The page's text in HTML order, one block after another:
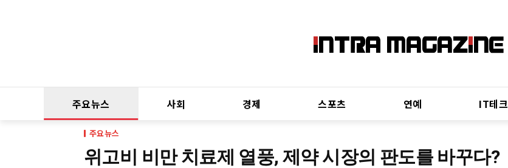
주요뉴스 사회 경제 스포츠 연예 IT테크
주요뉴스
위고비 비만 치료제 열풍, 제약 시장의 판도를 바꾸다?